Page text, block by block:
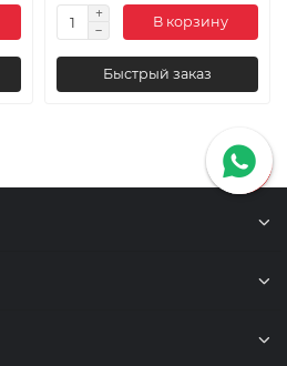
В корзину
Быстрый заказ